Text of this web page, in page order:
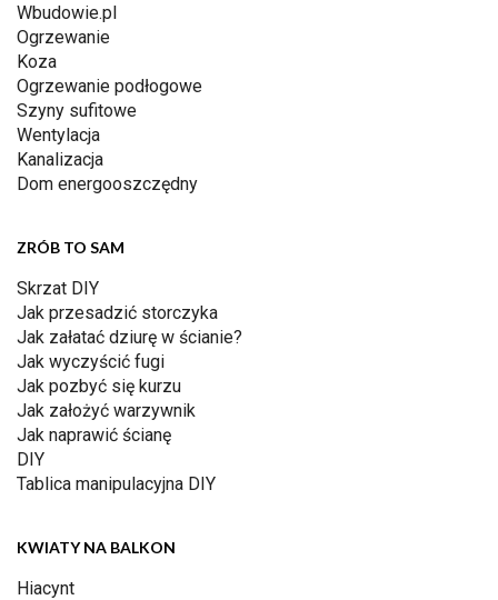
Wbudowie.pl
Ogrzewanie
Koza
Ogrzewanie podłogowe
Szyny sufitowe
Wentylacja
Kanalizacja
Dom energooszczędny
ZRÓB TO SAM
Skrzat DIY
Jak przesadzić storczyka
Jak załatać dziurę w ścianie?
Jak wyczyścić fugi
Jak pozbyć się kurzu
Jak założyć warzywnik
Jak naprawić ścianę
DIY
Tablica manipulacyjna DIY
KWIATY NA BALKON
Hiacynt